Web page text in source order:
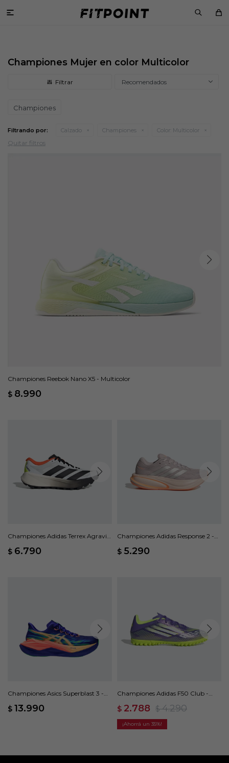

Championes Mujer en color Multicolor
Recomendados
Championes
Filtrando por: Calzado Championes Color: Multicolor
Quitar filtros
Championes Reebok Nano X5 - Multicolor
$ 8.990
Championes Adidas Terrex Agravic
$ 6.790
Championes Adidas Response 2 -
$ 5.290
Championes Asics Superblast 3 -
$ 13.990
Championes Adidas F50 Club -
$ 2.788 $ 4.290
35